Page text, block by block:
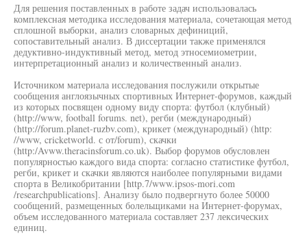
Для решения поставленных в работе задач использовалась
комплексная методика исследования материала, сочетающая метод
сплошной выборки, анализ словарных дефиниций,
сопоставительный анализ. В диссертации также применялся
дедуктивно-индуктивный метод, метод этносемиометрии,
интерпретационный анализ и количественный анализ.
Источником материала исследования послужили открытые
сообщения англоязычных спортивных Интернет-форумов, каждый
из которых посвящен одному виду спорта: футбол (клубный)
(http://www, football forums. net), регби (международный)
(http://forum.planet-ruzbv.com), крикет (международный) (http:
//www, cricketworld. с от/forum), скачки
(http:/Avww.theracinsforum.co.uk). Выбор форумов обусловлен
популярностью каждого вида спорта: согласно статистике футбол,
регби, крикет и скачки являются наиболее популярными видами
спорта в Великобритании [http.7/www.ipsos-mori.com
/researchpublications]. Анализу было подвергнуто более 50000
сообщений, размещенных болельщиками на Интернет-форумах,
объем исследованного материала составляет 237 лексических
единиц.